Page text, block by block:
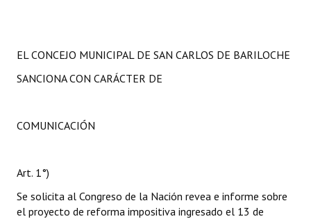
EL CONCEJO MUNICIPAL DE SAN CARLOS DE BARILOCHE
SANCIONA CON CARÁCTER DE
COMUNICACIÓN
Art. 1°)
Se solicita al Congreso de la Nación revea e informe sobre
el proyecto de reforma impositiva ingresado el 13 de